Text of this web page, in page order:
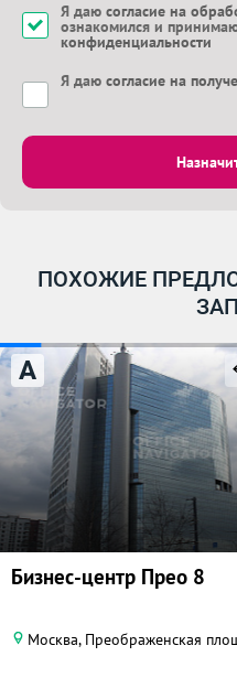
Я даю согласие на
ознакомился и
конфиденциальности
Я даю согласие на
ПОХОЖИЕ
A
Бизнес-центр Прео 8
Москва, Преображенская